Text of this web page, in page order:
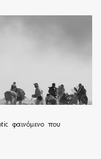
φαινόμενο που